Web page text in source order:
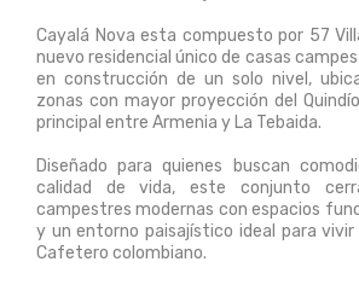
Cayalá Nova esta compuesto por 57
nuevo residencial único de casas
en construcción de un solo nivel,
zonas con mayor proyección del
principal entre Armenia y La Tebaida.
Diseñado para quienes buscan
calidad de vida, este conjunto
campestres modernas con espacios
y un entorno paisajístico ideal para
Cafetero colombiano.